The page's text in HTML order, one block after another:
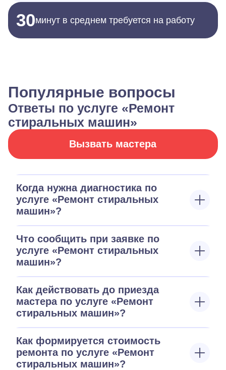
30минут в среднем требуется на работу
Популярные вопросы
Ответы по услуге «Ремонт
стиральных машин»
Вызвать мастера
Когда нужна диагностика по
услуге «Ремонт стиральных
машин»?
Что сообщить при заявке по
услуге «Ремонт стиральных
машин»?
Как действовать до приезда
мастера по услуге «Ремонт
стиральных машин»?
Как формируется стоимость
ремонта по услуге «Ремонт
стиральных машин»?